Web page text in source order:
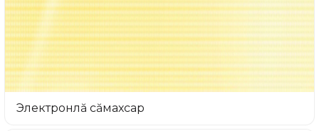
Электронлă сăмахсар